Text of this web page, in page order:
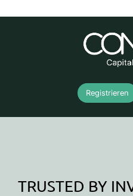
Registrieren
TRUSTED BY